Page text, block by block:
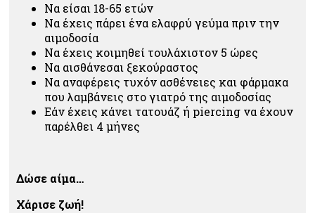
Να είσαι 18-65 ετών
Να έχεις πάρει ένα ελαφρύ γεύμα πριν την
αιμοδοσία
Να έχεις κοιμηθεί τουλάχιστον 5 ώρες
Να αισθάνεσαι ξεκούραστος
Να αναφέρεις τυχόν ασθένειες και φάρμακα
που λαμβάνεις στο γιατρό της αιμοδοσίας
Εάν έχεις κάνει τατουάζ ή piercing να έχουν
παρέλθει 4 μήνες
Δώσε αίμα…
Χάρισε ζωή!